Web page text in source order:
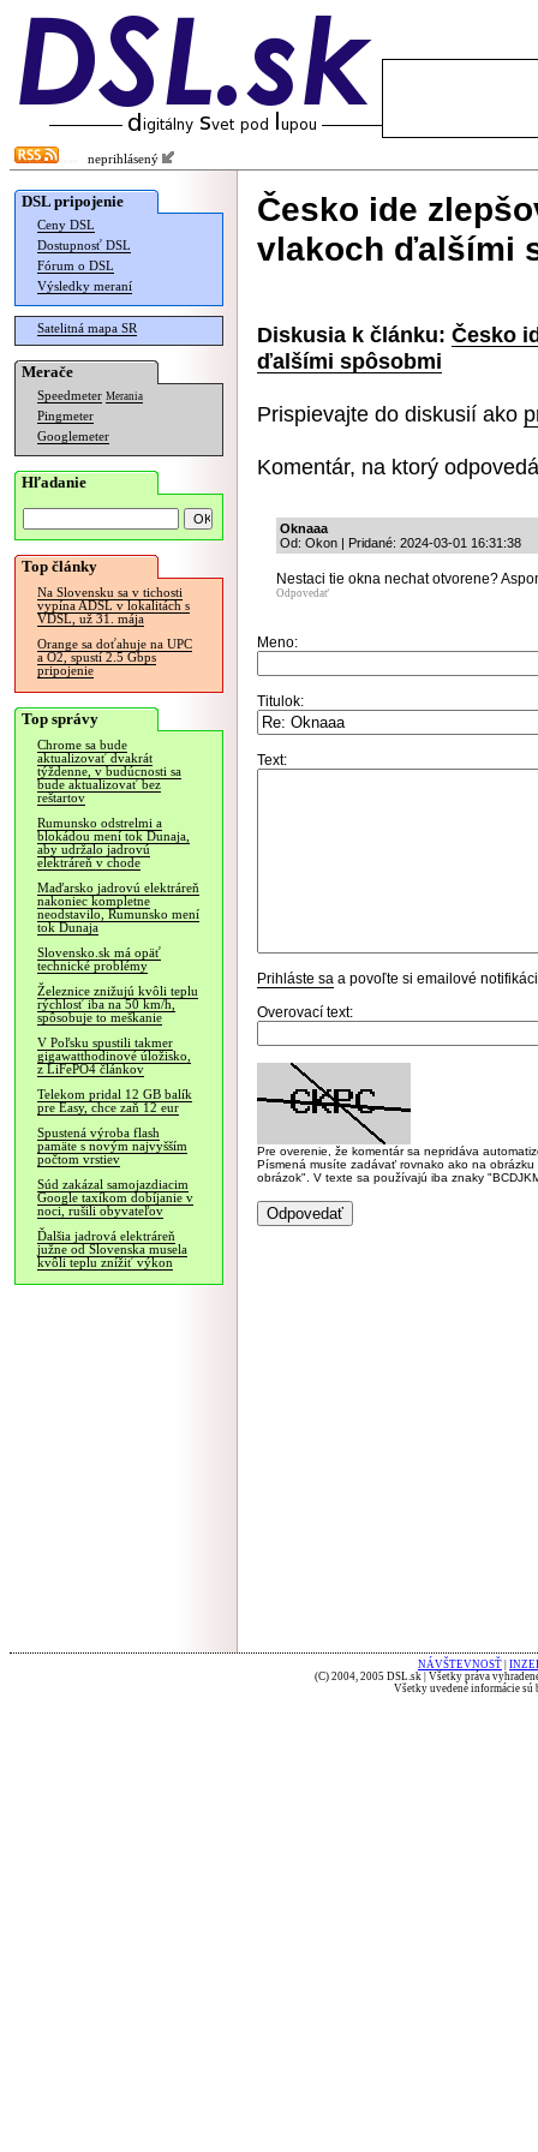
neprihlásený
DSL pripojenie
Ceny DSL
Dostupnosť DSL
Fórum o DSL
Výsledky meraní
Satelitná mapa SR
Merače
Speedmeter Merania
Pingmeter
Googlemeter
Hľadanie
Top články
Na Slovensku sa v tichosti
vypína ADSL v lokalitách s
VDSL, už 31. mája
Orange sa doťahuje na UPC
a O2, spustí 2.5 Gbps
pripojenie
Top správy
Chrome sa bude
aktualizovať dvakrát
týždenne, v budúcnosti sa
bude aktualizovať bez
reštartov
Rumunsko odstrelmi a
blokádou mení tok Dunaja,
aby udržalo jadrovú
elektráreň v chode
Maďarsko jadrovú elektráreň
nakoniec kompletne
neodstavilo, Rumunsko mení
tok Dunaja
Slovensko.sk má opäť
technické problémy
Železnice znižujú kvôli teplu
rýchlosť iba na 50 km/h,
spôsobuje to meškanie
V Poľsku spustili takmer
gigawatthodinové úložisko,
z LiFePO4 článkov
Telekom pridal 12 GB balík
pre Easy, chce zaň 12 eur
Spustená výroba flash
pamäte s novým najvyšším
počtom vrstiev
Súd zakázal samojazdiacim
Google taxíkom dobíjanie v
noci, rušili obyvateľov
Ďalšia jadrová elektráreň
južne od Slovenska musela
kvôli teplu znížiť výkon
Česko ide
vlakoch ďalšími
Diskusia k článku: Česko
ďalšími spôsobmi
Prispievajte do diskusií ako
Komentár, na ktorý
Oknaaa
Od: Okon | Pridané: 2024-03-01 16:31:38
Nestaci tie okna nechat otvorene?
Odpovedať
Meno:
Titulok:
Text:
Prihláste sa a povoľte si emailové
Overovací text:
Pre overenie, že komentár sa nepridáva
Písmená musíte zadávať rovnako ako na
obrázok". V texte sa používajú iba znaky
NÁVŠTEVNOSŤ
(C) 2004, 2005 DSL.sk | Všetky práva
Všetky uvedené informácie sú